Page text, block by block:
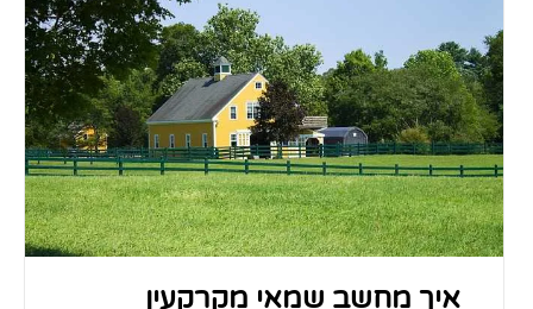
איך מחשב שמאי מקרקעין